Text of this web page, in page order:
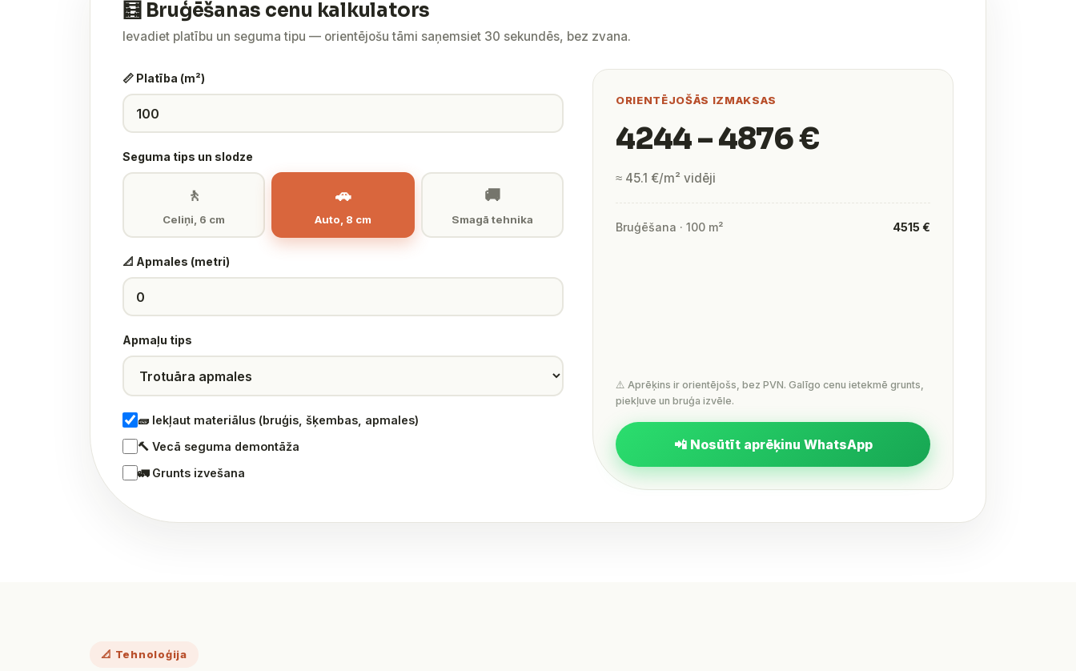
🧮 Bruģēšanas cenu kalkulators
Ievadiet platību un seguma tipu — orientējošu tāmi saņemsiet 30 sekundēs, bez zvana.
📏 Platība (m²)
Seguma tips un slodze
🚶
Celiņi, 6 cm
🚗
Auto, 8 cm
🚚
Smagā tehnika
📐 Apmales (metri)
Apmaļu tips
🧱 Iekļaut materiālus (bruģis, šķembas, apmales)
🔨 Vecā seguma demontāža
🚛 Grunts izvešana
ORIENTĒJOŠĀS IZMAKSAS
4244 – 4876 €
≈ 45.1 €/m² vidēji
Bruģēšana · 100 m² 4515 €
⚠️ Aprēķins ir orientējošs, bez PVN. Galīgo cenu ietekmē grunts,
piekļuve un bruģa izvēle.
📲 Nosūtīt aprēķinu WhatsApp
📐 Tehnoloģija